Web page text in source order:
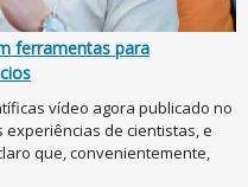
ferramentas para
vídeo agora publicado no
de cientistas, e
que, convenientemente,